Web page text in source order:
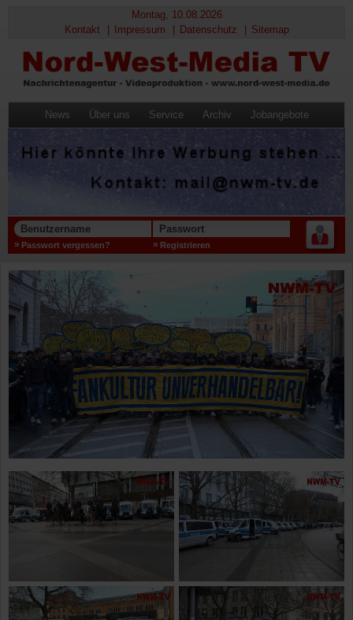
Montag, 10.08.2026
Kontakt
Impressum Datenschutz Sitemap
News Über uns Service Archiv Jobangebote
Benutzername Passwort
Passwort vergessen? Registrieren